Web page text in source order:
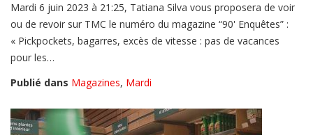
Mardi 6 juin 2023 à 21:25, Tatiana Silva vous proposera de voir
ou de revoir sur TMC le numéro du magazine “90' Enquêtes” :
« Pickpockets, bagarres, excès de vitesse : pas de vacances
pour les…
Publié dans Magazines, Mardi